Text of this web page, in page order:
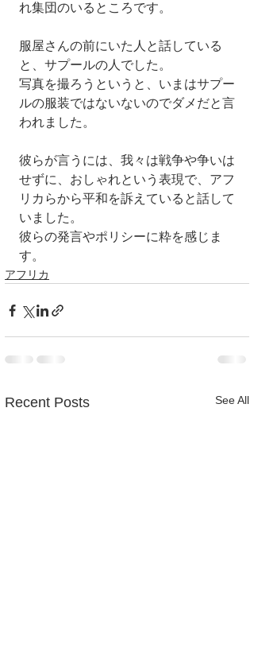
れ集団のいるところです。
服屋さんの前にいた人と話している
と、サプールの人でした。
写真を撮ろうというと、いまはサプー
ルの服装ではないないのでダメだと言
われました。
彼らが言うには、我々は戦争や争いは
せずに、おしゃれという表現で、アフ
リカらから平和を訴えていると話して
いました。
彼らの発言やポリシーに粋を感じま
す。
アフリカ
Recent Posts See All